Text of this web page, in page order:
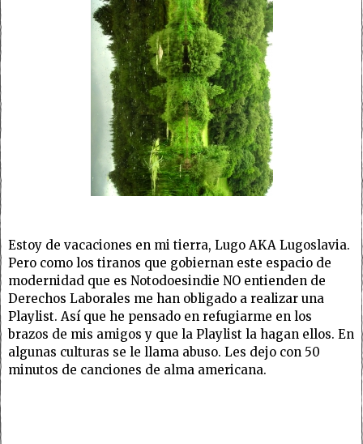
Estoy de vacaciones en mi tierra, Lugo AKA Lugoslavia.
Pero como los tiranos que gobiernan este espacio de
modernidad que es Notodoesindie NO entienden de
Derechos Laborales me han obligado a realizar una
Playlist. Así que he pensado en refugiarme en los
brazos de mis amigos y que la Playlist la hagan ellos. En
algunas culturas se le llama abuso. Les dejo con 50
minutos de canciones de alma americana.